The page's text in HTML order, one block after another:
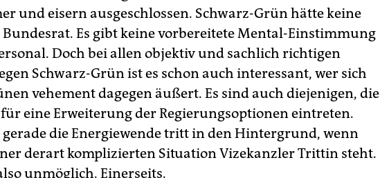
und eisern ausgeschlossen. Schwarz-Grün hätte keine
Es gibt keine vorbereitete Mental-Einstimmung
Doch bei allen objektiv und sachlich richtigen
Schwarz-Grün ist es schon auch interessant, wer sich
vehement dagegen äußert. Es sind auch diejenigen, die
für eine Erweiterung der Regierungsoptionen eintreten.
gerade die Energiewende tritt in den Hintergrund, wenn
derart komplizierten Situation Vizekanzler Trittin steht.
unmöglich. Einerseits.